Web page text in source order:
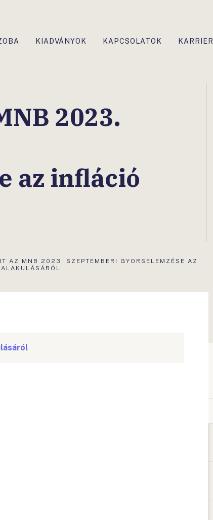
KIADVÁNYOK KAPCSOLATOK KARRIER
2023.
az infláció
AZ MNB 2023. SZEPTEMBERI GYORSELEMZÉSE AZ